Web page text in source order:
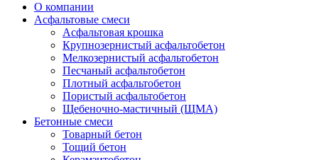
О компании
Асфальтовые смеси
Асфальтовая крошка
Крупнозернистый асфальтобетон
Мелкозернистый асфальтобетон
Песчаный асфальтобетон
Плотный асфальтобетон
Пористый асфальтобетон
Щебеночно-мастичный (ЩМА)
Бетонные смеси
Товарный бетон
Тощий бетон